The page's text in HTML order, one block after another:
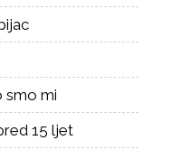
smo mi
15 ljet